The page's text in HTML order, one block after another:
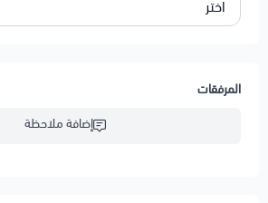
المرفقات
إضافة ملاحظة